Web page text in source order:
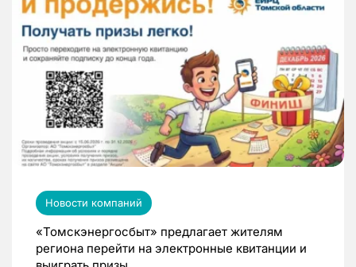
Новости компаний
«Томскэнергосбыт» предлагает жителям
региона перейти на электронные квитанции и